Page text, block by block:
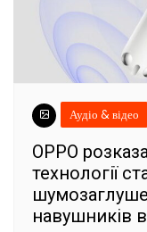
Аудіо & відео
OPPO
технології
навушників